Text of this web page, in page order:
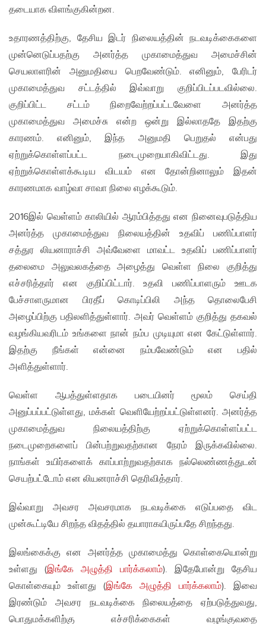
தடையாக விளங்குகின்றன.
உதாரணத்திற்கு, தேசிய இடர் நிலையத்தின் நடவடிக்கைகளை
முன்னெடுப்பதற்கு அனர்த்த முகாமைத்துவ அமைச்சின்
செயலாளரின் அனுமதியை பெறவேண்டும். எனினும், பேரிடர்
முகாமைத்துவ சட்டத்தில் இவ்வாறு குறிப்பிடப்படவில்லை.
குறிப்பிட்ட சட்டம் நிறைவேற்றப்பட்டவேளை அனர்த்த
முகாமைத்துவ அமைச்சு என்ற ஒன்று இல்லாததே இதற்கு
காரணம். எனினும், இந்த அனுமதி பெறுதல் என்பது
ஏற்றுக்கொள்ளப்பட்ட நடைமுறையாகிவிட்டது. இது
ஏற்றுக்கொள்ளக்கூடிய விடயம் என தோன்றினாலும் இதன்
காரணமாக வாழ்வா சாவா நிலை எழக்கூடும்.
2016இல் வெள்ளம் காலியில் ஆரம்பித்தது என நினைவுபடுத்திய
அனர்த்த முகாமைத்துவ நிலையத்தின் உதவிப் பணிப்பாளர்
சத்துர லியனாராச்சி அவ்வேளை மாவட்ட உதவிப் பணிப்பாளர்
தலைமை அலுவலகத்தை அழைத்து வெள்ள நிலை குறித்து
எச்சரித்தார் என குறிப்பிட்டார். உதவி பணிப்பாளரும் ஊடக
பேச்சாளருமான பிரதீப் கொடிப்பிலி அந்த தொலைபேசி
அழைப்பிற்கு பதிலளித்துள்ளார். அவர் வெள்ளம் குறித்து தகவல்
வழங்கியவரிடம் உங்களை நான் நம்ப முடியுமா என கேட்டுள்ளார்.
இதற்கு நீங்கள் என்னை நம்பவேண்டும் என பதில்
அளித்துள்ளார்.
வெள்ள ஆபத்துள்ளதாக படையினர் மூலம் செய்தி
அனுப்பப்பட்டுள்ளது, மக்கள் வெளியேற்றப்பட்டுள்ளனர். அனர்த்த
முகாமைத்துவ நிலையத்திற்கு ஏற்றுக்கொள்ளப்பட்ட
நடைமுறைகளைப் பின்பற்றுவதற்கான நேரம் இருக்கவில்லை.
நாங்கள் உயிர்களைக் காப்பாற்றுவதற்காக நல்லெண்ணத்துடன்
செயற்பட்டோம் என லியனராச்சி தெரிவித்தார்.
இவ்வாறு அவசர அவசரமாக நடவடிக்கை எடுப்பதை விட
முன்கூட்டியே சிறந்த விதத்தில் தயாராகயிருப்பதே சிறந்தது.
இலங்கைக்கு என அனர்த்த முகாமைத்து கொள்கையொன்று
உள்ளது (இங்கே அழுத்தி பார்க்கலாம்). இதேபோன்று தேசிய
கொள்கையும் உள்ளது (இங்கே அழுத்தி பார்க்கலாம்). இவை
இரண்டும் அவசர நடவடிக்கை நிலையத்தை ஏற்படுத்துவது,
பொதுமக்களிற்கு எச்சரிக்கைகள் வழங்குவதை